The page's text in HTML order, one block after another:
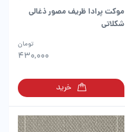
موکت پرادا ظریف مصور ذغالی
شکلاتی
430,000
تومان
خرید